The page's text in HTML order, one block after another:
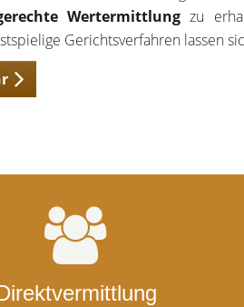
Wertermittlung zu
Gerichtsverfahren lassen